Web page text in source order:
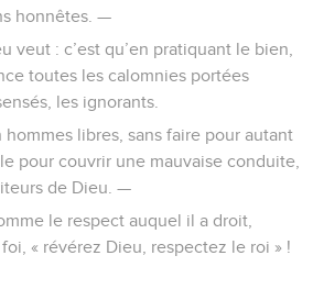
honnêtes. —
veut : c’est qu’en pratiquant le bien,
toutes les calomnies portées
les ignorants.
libres, sans faire pour autant
pour couvrir une mauvaise conduite,
de Dieu. —
le respect auquel il a droit,
« révérez Dieu, respectez le roi » !